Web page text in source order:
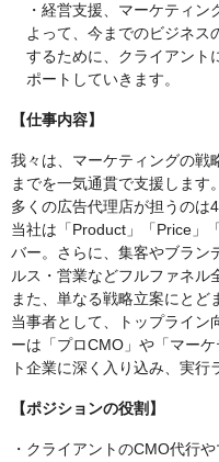
・経営支援、マーケティ
よって、今までのビジネス
するために、クライアント
ポートしていきます。
【仕事内容】
我々は、マーケティングの戦
までを一気通貫で支援します。
多くの広告代理店が担うのは
当社は「Product」「Price」
バー。さらに、集客やブラン
ルス・営業などフルファネル
また、単なる戦略立案にとど
当事者として、トップライン
ーは「プロCMO」や「マー
ト企業に深く入り込み、実行
【ポジションの役割】
・クライアントのCMO代行